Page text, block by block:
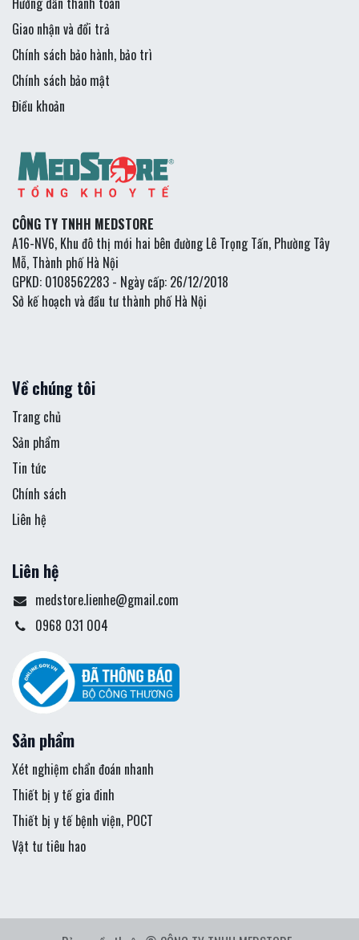
Giao nhận và đổi trả
Chính sách bảo hành, bảo trì
Chính sách bảo mật
Điều khoản
CÔNG TY TNHH MEDSTORE
A16-NV6, Khu đô thị mới hai bên đường Lê Trọng Tấn, Phường Tây
Mỗ, Thành phố Hà Nội
GPKD: 0108562283 - Ngày cấp: 26/12/2018
Sở kế hoạch và đầu tư thành phố Hà Nội
Về chúng tôi
Trang chủ
Sản phẩm
Tin tức
Chính sách
Liên hệ
Liên hệ
medstore.lienhe@gmail.com
0968 031 004
Sản phẩm
Xét nghiệm chẩn đoán nhanh
Thiết bị y tế gia đinh
Thiết bị y tế bệnh viện, POCT
Vật tư tiêu hao